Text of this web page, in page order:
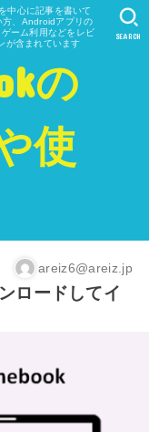
中心に記事を書いて
方、Androidアプリの
ーム利用などをレビ
が含まれています
の
使
SEARCH
areiz6@areiz.jp
ロードしてイ